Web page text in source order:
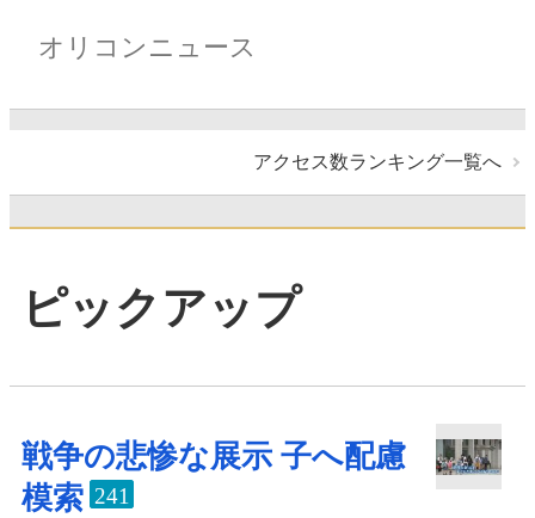
オリコンニュース
アクセス数ランキング一覧へ
ピックアップ
戦争の悲惨な展示 子へ配慮
模索 241